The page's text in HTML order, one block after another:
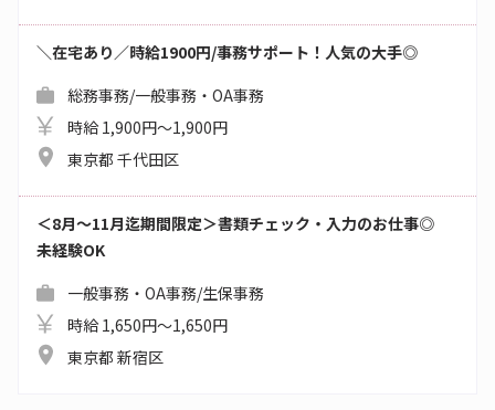
＼在宅あり／時給1900円/事務サポート！人気の大手◎
総務事務/一般事務・OA事務
時給 1,900円～1,900円
東京都 千代田区
＜8月～11月迄期間限定＞書類チェック・入力のお仕事◎
未経験OK
一般事務・OA事務/生保事務
時給 1,650円～1,650円
東京都 新宿区